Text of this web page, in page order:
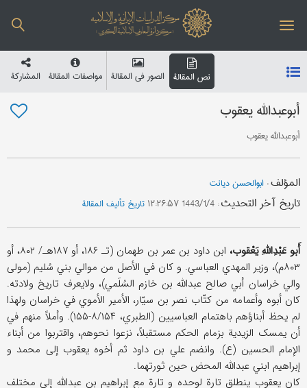
نص المقالة الصور في المقالة مواصفات المقالة المشارکة
أبوعبدالله یعقوب
أبوعبدالله یعقوب
المؤلف: ابوالحسن دیانت
تاریخ آخر التحدیث: 1443/1/4 ۱۲:۲۶:۵۷ تاریخ تألیف المقالة
أَبو عَبْدِاللَّهِ یَعْقوب،
ابن داود بن عمر بن طهمان (تـ ۱۸۶، أو ۱۸۷هـ/ ۸۰۲، أو
۸۰۳م)، وزیر المهدي العباسي. و کان في الأصل من موالي بني سُلیم (مولی
والي خراسان أبي صالح عبدالله بن خازم السُلَمي)، ولایعرف تاریخ ولادته.
کان أبوه وأعمامه من کتّاب نصر بن سیّار، الأمیر الأموي في خراسان ولهذا
لم یحظ أبناؤهم باهتمام العباسیین (الطبري، ۸/۱۵۴-۱۵۵). وأملاً منهم في
أن یمسک الزیدیة بزمام الحکم مستقبلاً، نزعوا نحوهم، واقتربوا من أبناء
الإمام الحسین (ع). وانضم علي بن داود ثم أخوه یعقوب إلی محمد و
إبراهیم ابني عبدالله المحض حین ثورتهما.
کان یعقوب ینطلق تارة لوحده و تارة مع إبراهیم بن عبدالله إلی مختلف